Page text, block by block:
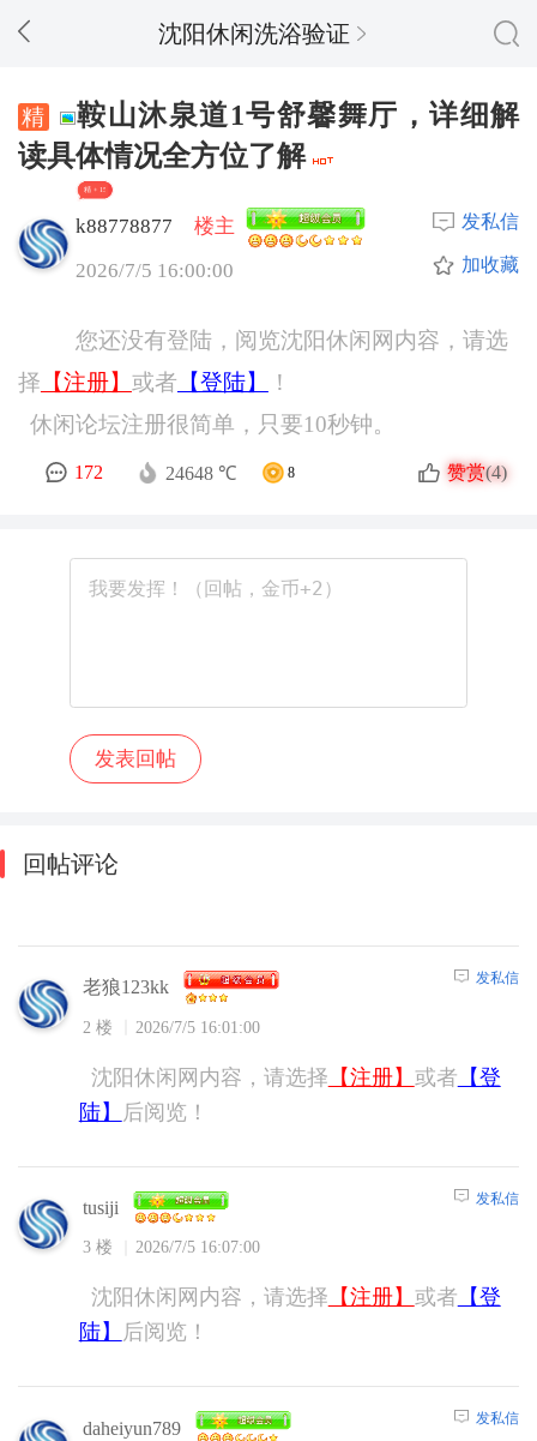
沈阳休闲洗浴验证
鞍山沐泉道1号舒馨舞厅，详细解
读具体情况全方位了解
精 + 15
k88778877
楼主
2026/7/5 16:00:00
发私信
加收藏
您还没有登陆，阅览沈阳休闲网内容，请选
择 【注册】 或者 【登陆】
！
休闲论坛注册很简单，只要10秒钟。
172 24648 ℃ 8 赞赏(4)
回帖评论
老狼123kk
2 楼 2026/7/5 16:01:00
发私信
沈阳休闲网内容，请选择 【注册】 或者 【登
陆】
后阅览！
tusiji
3 楼 2026/7/5 16:07:00
发私信
沈阳休闲网内容，请选择 【注册】 或者 【登
陆】
后阅览！
daheiyun789 发私信